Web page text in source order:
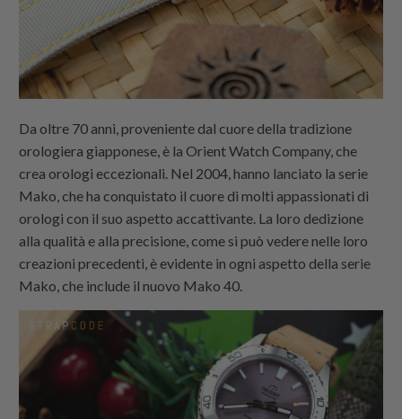
Da oltre 70 anni, proveniente dal cuore della tradizione
orologiera giapponese, è la Orient Watch Company, che
crea orologi eccezionali. Nel 2004, hanno lanciato la serie
Mako, che ha conquistato il cuore di molti appassionati di
orologi con il suo aspetto accattivante. La loro dedizione
alla qualità e alla precisione, come si può vedere nelle loro
creazioni precedenti, è evidente in ogni aspetto della serie
Mako, che include il nuovo Mako 40.